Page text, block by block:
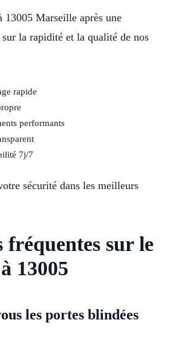
13005 Marseille après une
la rapidité et la qualité de nos
rapide
performants
7j/7
sécurité dans les meilleurs
fréquentes sur le
13005
les portes blindées